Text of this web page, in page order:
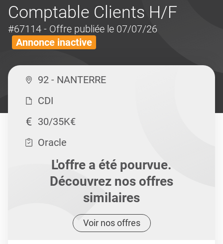
Comptable Clients H/F
#67114 - Offre publiée le 07/07/26
Annonce inactive
92 - NANTERRE
CDI
30/35K€
Oracle
L'offre a été pourvue.
Découvrez nos offres
similaires
Voir nos offres